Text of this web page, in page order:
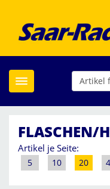
Toggle navigation
FLASCHEN/
Artikel je Seite:
5 10 20